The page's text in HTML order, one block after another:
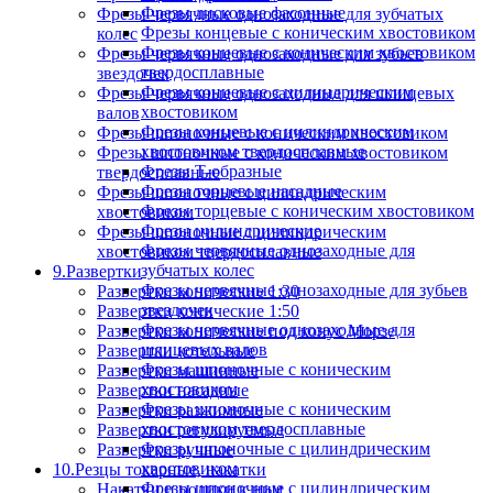
Фрезы червячные однозаходные для зубчатых
колес
Фрезы червячные однозаходные для зубьев
звездочек
Фрезы червячные однозаходные для шлицевых
валов
Фрезы шпоночные с коническим хвостовиком
Фрезы шпоночные с коническим хвостовиком
твердосплавные
Фрезы шпоночные с цилиндрическим
хвостовиком
Фрезы шпоночные с цилиндрическим
хвостовиком твердосплавные
9.Развертки
Развертки конические 1:30
Развертки конические 1:50
Развертки конические под конус Морзе
Развертки котельные
Развертки машинные
Развертки насадные
Развертки разжимные
Развертки регулируемые
Развертки ручные
10.Резцы токарные, накатки
Накатки и ролики к ним
Фрезы дисковые фасонные
Фрезы концевые с коническим хвостовиком
Фрезы концевые с коническим хвостовиком
твердосплавные
Фрезы концевые с цилиндрическим
хвостовиком
Фрезы концевые с цилиндрическим
хвостовиком твердосплавные
Фрезы Т-образные
Фрезы торцевые насадные
Фрезы торцевые с коническим хвостовиком
Фрезы цилиндрические
Фрезы червячные однозаходные для
зубчатых колес
Фрезы червячные однозаходные для зубьев
звездочек
Фрезы червячные однозаходные для
шлицевых валов
Фрезы шпоночные с коническим
хвостовиком
Фрезы шпоночные с коническим
хвостовиком твердосплавные
Фрезы шпоночные с цилиндрическим
хвостовиком
Фрезы шпоночные с цилиндрическим